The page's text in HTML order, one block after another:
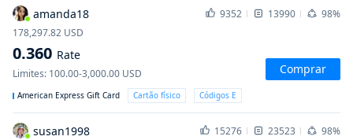
amanda18 9352 13990
98%
178,297.82 USD
0.360 Rate
Limites: 100.00-3,000.00 USD Comprar
American Express Gift Card Cartão físico Códigos E
susan1998 15276 23523
98%